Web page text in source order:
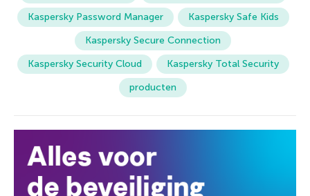
Kaspersky Password Manager
Kaspersky Safe Kids
Kaspersky Secure Connection
Kaspersky Security Cloud
Kaspersky Total Security
producten